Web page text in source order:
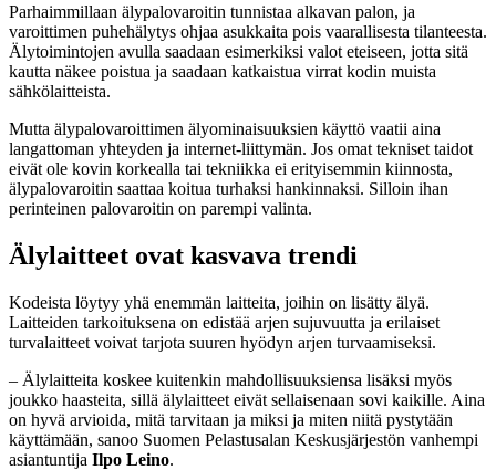
Parhaimmillaan älypalovaroitin tunnistaa alkavan palon, ja
varoittimen puhehälytys ohjaa asukkaita pois vaarallisesta tilanteesta.
Älytoimintojen avulla saadaan esimerkiksi valot eteiseen, jotta sitä
kautta näkee poistua ja saadaan katkaistua virrat kodin muista
sähkölaitteista.
Mutta älypalovaroittimen älyominaisuuksien käyttö vaatii aina
langattoman yhteyden ja internet-liittymän. Jos omat tekniset taidot
eivät ole kovin korkealla tai tekniikka ei erityisemmin kiinnosta,
älypalovaroitin saattaa koitua turhaksi hankinnaksi. Silloin ihan
perinteinen palovaroitin on parempi valinta.
Älylaitteet ovat kasvava trendi
Kodeista löytyy yhä enemmän laitteita, joihin on lisätty älyä.
Laitteiden tarkoituksena on edistää arjen sujuvuutta ja erilaiset
turvalaitteet voivat tarjota suuren hyödyn arjen turvaamiseksi.
– Älylaitteita koskee kuitenkin mahdollisuuksiensa lisäksi myös
joukko haasteita, sillä älylaitteet eivät sellaisenaan sovi kaikille. Aina
on hyvä arvioida, mitä tarvitaan ja miksi ja miten niitä pystytään
käyttämään, sanoo Suomen Pelastusalan Keskusjärjestön vanhempi
asiantuntija Ilpo Leino.